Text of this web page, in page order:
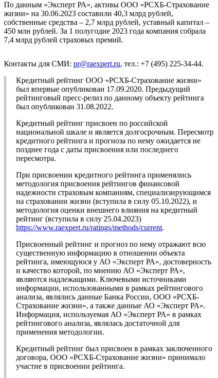
По данным «Эксперт РА», активы ООО «РСХБ-Страхование
жизни» на 30.06.2023 составили 40,3 млрд рублей,
собственные средства – 2,7 млрд рублей, уставный капитал –
450 млн рублей. За 1 полугодие 2023 года компания собрала
7,4 млрд рублей страховых премий.
Контакты для СМИ: pr@raexpert.ru, тел.: +7 (495) 225-34-44.
Кредитный рейтинг ООО «РСХБ-Страхование жизни»
был впервые опубликован 17.09.2020. Предыдущий
рейтинговый пресс-релиз по данному объекту рейтинга
был опубликован 31.08.2022.
Кредитный рейтинг присвоен по российской
национальной шкале и является долгосрочным. Пересмотр
кредитного рейтинга и прогноза по нему ожидается не
позднее года с даты присвоения или последнего
пересмотра.
При присвоении кредитного рейтинга применялись
методология присвоения рейтингов финансовой
надежности страховым компаниям, специализирующимся
на страховании жизни (вступила в силу 05.10.2022), и
методология оценки внешнего влияния на кредитный
рейтинг (вступила в силу 25.04.2023)
https://www.raexpert.ru/ratings/methods/current.
Присвоенный рейтинг и прогноз по нему отражают всю
существенную информацию в отношении объекта
рейтинга, имеющуюся у АО «Эксперт РА», достоверность
и качество которой, по мнению АО «Эксперт РА»,
являются надлежащими. Ключевыми источниками
информации, использованными в рамках рейтингового
анализа, являлись данные Банка России, ООО «РСХБ-
Страхование жизни», а также данные АО «Эксперт РА».
Информация, используемая АО «Эксперт РА» в рамках
рейтингового анализа, являлась достаточной для
применения методологии.
Кредитный рейтинг был присвоен в рамках заключенного
договора, ООО «РСХБ-Страхование жизни» принимало
участие в присвоении рейтинга.